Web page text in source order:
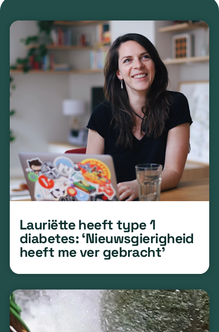
Lauriëtte heeft type 1
diabetes: ‘Nieuwsgierigheid
heeft me ver gebracht’